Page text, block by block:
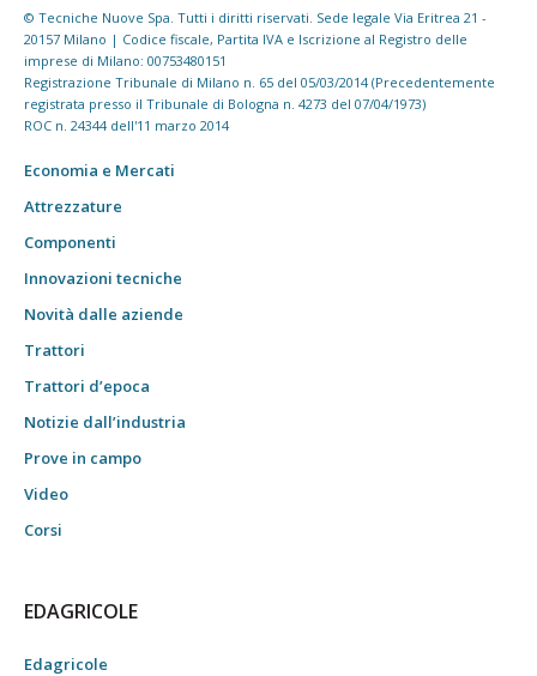
© Tecniche Nuove Spa. Tutti i diritti riservati. Sede legale Via Eritrea 21 -
20157 Milano | Codice fiscale, Partita IVA e Iscrizione al Registro delle
imprese di Milano: 00753480151
Registrazione Tribunale di Milano n. 65 del 05/03/2014 (Precedentemente
registrata presso il Tribunale di Bologna n. 4273 del 07/04/1973)
ROC n. 24344 dell'11 marzo 2014
Economia e Mercati
Attrezzature
Componenti
Innovazioni tecniche
Novità dalle aziende
Trattori
Trattori d’epoca
Notizie dall’industria
Prove in campo
Video
Corsi
EDAGRICOLE
Edagricole